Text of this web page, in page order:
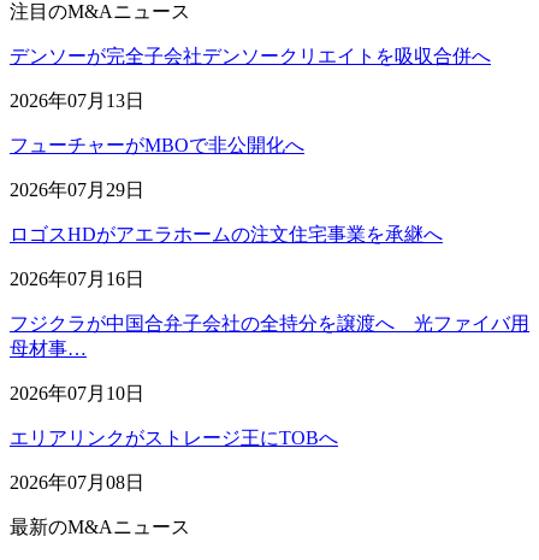
注目のM&Aニュース
デンソーが完全子会社デンソークリエイトを吸収合併へ
2026年07月13日
フューチャーがMBOで非公開化へ
2026年07月29日
ロゴスHDがアエラホームの注文住宅事業を承継へ
2026年07月16日
フジクラが中国合弁子会社の全持分を譲渡へ 光ファイバ用
母材事…
2026年07月10日
エリアリンクがストレージ王にTOBへ
2026年07月08日
最新のM&Aニュース